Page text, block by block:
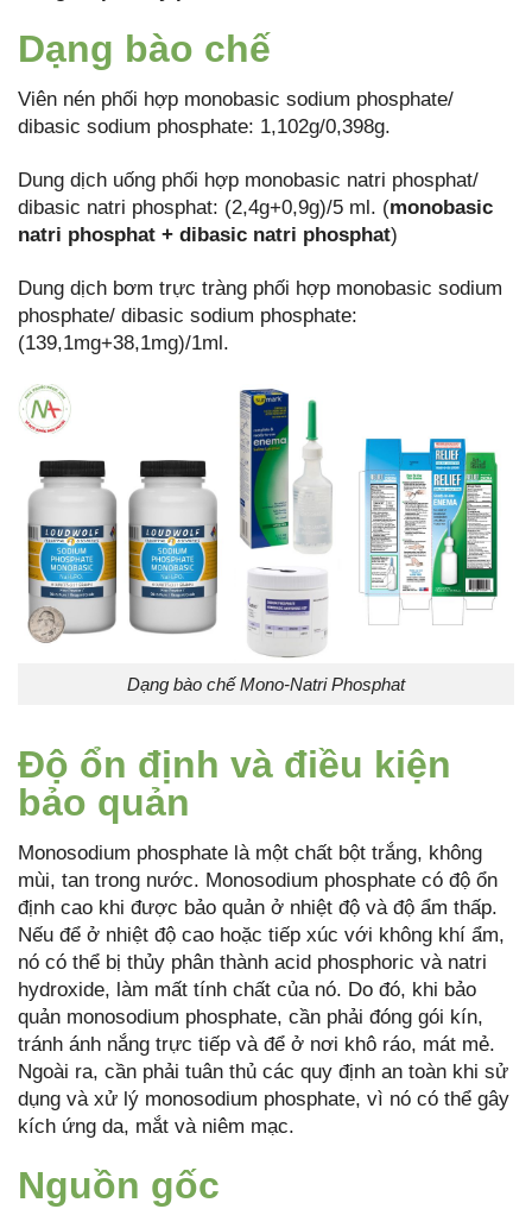
Dạng bào chế
Viên nén phối hợp monobasic sodium phosphate/
dibasic sodium phosphate: 1,102g/0,398g.
Dung dịch uống phối hợp monobasic natri phosphat/
dibasic natri phosphat: (2,4g+0,9g)/5 ml. (monobasic
natri phosphat + dibasic natri phosphat)
Dung dịch bơm trực tràng phối hợp monobasic sodium
phosphate/ dibasic sodium phosphate:
(139,1mg+38,1mg)/1ml.
Dạng bào chế Mono-Natri Phosphat
Độ ổn định và điều kiện
bảo quản
Monosodium phosphate là một chất bột trắng, không
mùi, tan trong nước. Monosodium phosphate có độ ổn
định cao khi được bảo quản ở nhiệt độ và độ ẩm thấp.
Nếu để ở nhiệt độ cao hoặc tiếp xúc với không khí ẩm,
nó có thể bị thủy phân thành acid phosphoric và natri
hydroxide, làm mất tính chất của nó. Do đó, khi bảo
quản monosodium phosphate, cần phải đóng gói kín,
tránh ánh nắng trực tiếp và để ở nơi khô ráo, mát mẻ.
Ngoài ra, cần phải tuân thủ các quy định an toàn khi sử
dụng và xử lý monosodium phosphate, vì nó có thể gây
kích ứng da, mắt và niêm mạc.
Nguồn gốc